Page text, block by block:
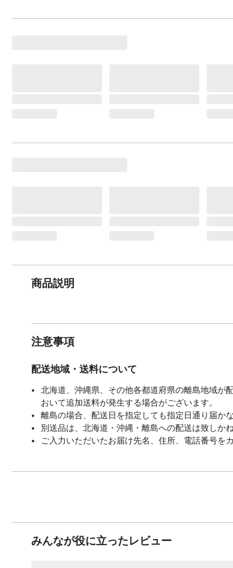
商品説明
注意事項
配送地域・送料について
北海道、沖縄県、その他各都道府県の離島地域が
おいて追加送料が発生する場合がございます。
離島の場合、配送日を指定しても指定日通り届か
別送品は、北海道・沖縄・離島への配送は致しかね
ご入力いただいたお届け先名、住所、電話番号を
みんなが役に立ったレビュー